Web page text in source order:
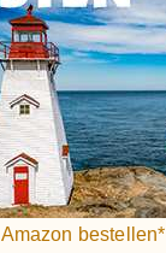
Amazon bestellen*